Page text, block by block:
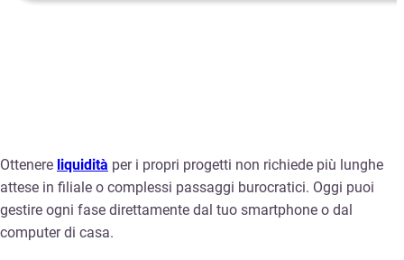
Ottenere liquidità per i propri progetti non richiede più lunghe
attese in filiale o complessi passaggi burocratici. Oggi puoi
gestire ogni fase direttamente dal tuo smartphone o dal
computer di casa.